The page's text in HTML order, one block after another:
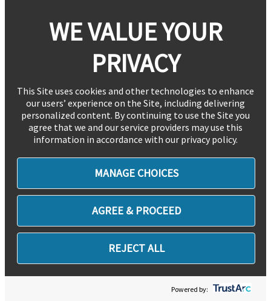
WE VALUE YOUR
PRIVACY
This Site uses cookies and other technologies to enhance
our users’ experience on the Site, including delivering
personalized content. By continuing to use the Site you
agree that we and our service providers may use this
information in accordance with our privacy policy.
MANAGE CHOICES
AGREE & PROCEED
REJECT ALL
Powered by: